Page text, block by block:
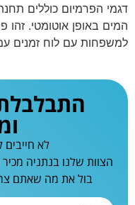
דגמי הפרמיום כוללים
המים באופן אוטומטי. זהו
למשפחות עם לוח זמנים
לא
הצוות שלנו בנתניה
בול את מה שאתם